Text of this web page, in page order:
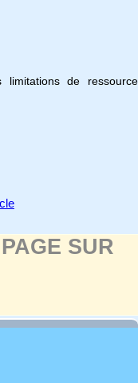
de ressource
SUR